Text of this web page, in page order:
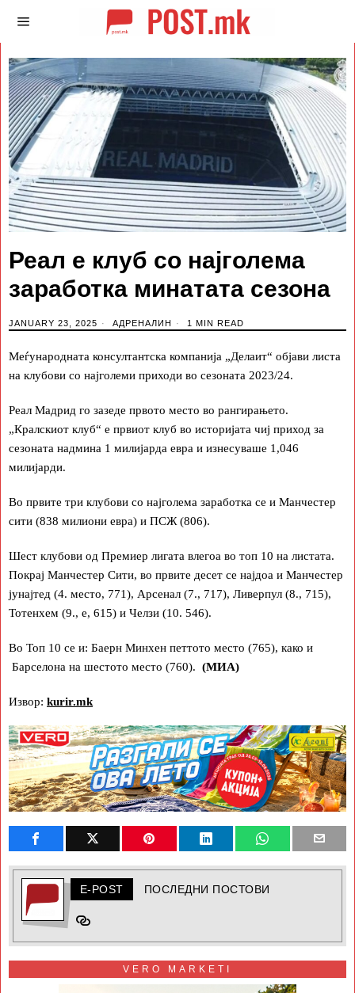
Реал е клуб со најголема
заработка минатата сезона
JANUARY 23, 2025 АДРЕНАЛИН 1 MIN READ
Меѓународната консултантска компанија „Делаит“ објави листа
на клубови со најголеми приходи во сезоната 2023/24.
Реал Мадрид го зазеде првото место во рангирањето.
„Кралскиот клуб“ е првиот клуб во историјата чиј приход за
сезоната надмина 1 милијарда евра и изнесуваше 1,046
милијарди.
Во првите три клубови со најголема заработка се и Манчестер
сити (838 милиони евра) и ПСЖ (806).
Шест клубови од Премиер лигата влегоа во топ 10 на листата.
Покрај Манчестер Сити, во првите десет се најдоа и Манчестер
јунајтед (4. место, 771), Арсенал (7., 717), Ливерпул (8., 715),
Тотенхем (9., е, 615) и Челзи (10. 546).
Во Топ 10 се и: Баерн Минхен петтото место (765), како и
Барселона на шестото место (760). (МИА)
Извор: kurir.mk
E-POST ПОСЛЕДНИ ПОСТОВИ
VERO MARKETI